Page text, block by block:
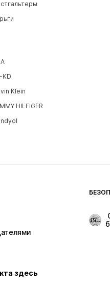
KD
Klein
HILFIGER
здесь